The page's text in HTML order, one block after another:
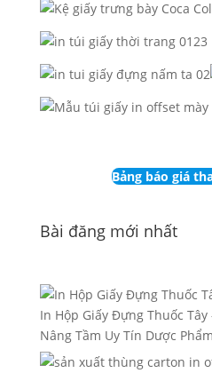
Bảng báo giá
Bài đăng mới nhất
In Hộp Giấy Đựng Thuốc Tây
Nâng Tầm Uy Tín Dược Phẩm